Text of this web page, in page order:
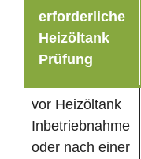
erforderliche
Heizöltank
Prüfung
vor Heizöltank
Inbetriebnahme
oder nach einer